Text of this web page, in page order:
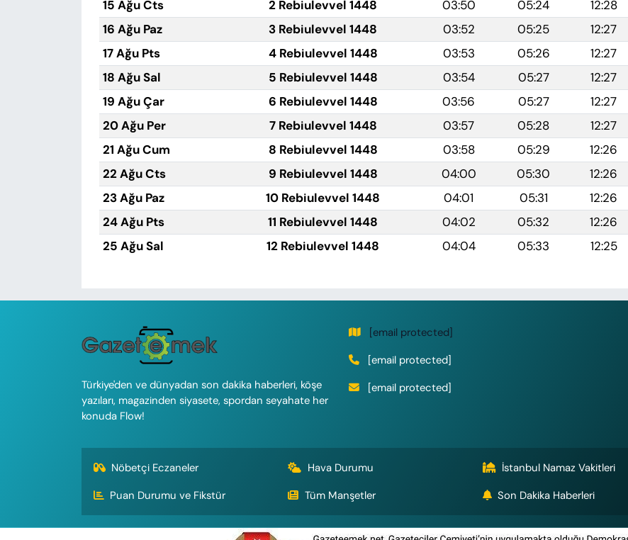
15 Ağu Cts
2 Rebiulevvel 1448 03:50 05:24 12:28
16 Ağu Paz
3 Rebiulevvel 1448 03:52 05:25 12:27
17 Ağu Pts
4 Rebiulevvel 1448 03:53 05:26 12:27
18 Ağu Sal
5 Rebiulevvel 1448 03:54 05:27 12:27
19 Ağu Çar
6 Rebiulevvel 1448 03:56 05:27 12:27
20 Ağu Per
7 Rebiulevvel 1448 03:57 05:28 12:27
21 Ağu Cum
8 Rebiulevvel 1448 03:58 05:29 12:26
22 Ağu Cts
9 Rebiulevvel 1448 04:00 05:30 12:26
23 Ağu Paz
10 Rebiulevvel 1448 04:01 05:31 12:26
24 Ağu Pts
11 Rebiulevvel 1448 04:02 05:32 12:26
25 Ağu Sal
12 Rebiulevvel 1448 04:04 05:33 12:25
Türkiye'den ve dünyadan son dakika haberleri, köşe
yazıları, magazinden siyasete, spordan seyahate her
konuda Flow!
[email protected]
[email protected]
[email protected]
Nöbetçi Eczaneler Hava Durumu İstanbul Namaz Vakitleri
Puan Durumu ve Fikstür
Tüm Manşetler Son Dakika Haberleri